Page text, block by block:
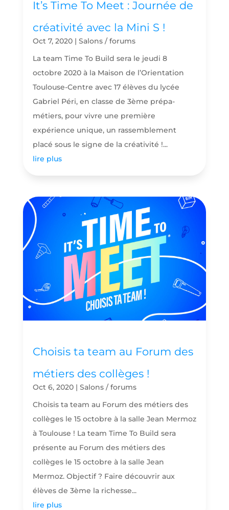
It’s Time To Meet : Journée de
créativité avec la Mini S !
Oct 7, 2020| Salons / forums
La team Time To Build sera le jeudi 8
octobre 2020 à la Maison de l’Orientation
Toulouse-Centre avec 17 élèves du lycée
Gabriel Péri, en classe de 3ème prépa-
métiers, pour vivre une première
expérience unique, un rassemblement
placé sous le signe de la créativité !...
lire plus
Choisis ta team au Forum des
métiers des collèges !
Oct 6, 2020| Salons / forums
​Choisis ta team au Forum des métiers des
collèges le 15 octobre à la salle Jean Mermoz
à Toulouse ! La team Time To Build sera
présente au Forum des métiers des
collèges le 15 octobre à la salle Jean
Mermoz. Objectif ? Faire découvrir aux
élèves de 3ème la richesse...
lire plus